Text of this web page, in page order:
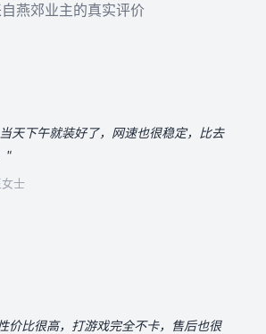
燕郊业主的真实评价
天下午就装好了，网速也很稳定，比去
"
士
价比很高，打游戏完全不卡，售后也很